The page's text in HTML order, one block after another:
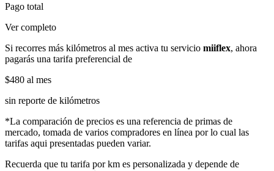
Pago total
Ver completo
Si recorres más kilómetros al mes activa tu servicio miiflex, ahora
pagarás una tarifa preferencial de
$480 al mes
sin reporte de kilómetros
*La comparación de precios es una referencia de primas de
mercado, tomada de varios compradores en línea por lo cual las
tarifas aqui presentadas pueden variar.
Recuerda que tu tarifa por km es personalizada y depende de